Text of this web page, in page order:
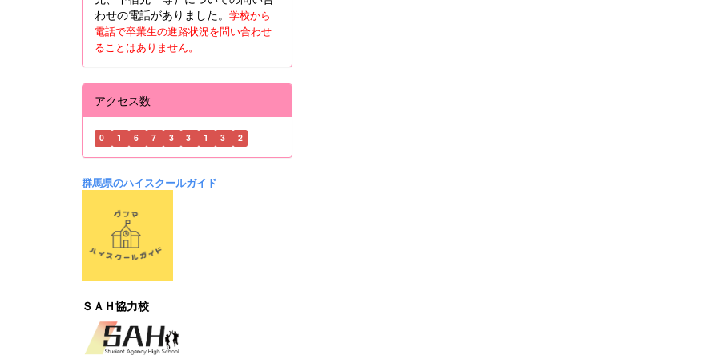
わせの電話がありました。 学校から
電話で卒業生の進路状況を問い合わせ
ることはありません。
アクセス数
0 1 6 7 3 3 1 3 2
群馬県のハイスクールガイド
ＳＡＨ協力校